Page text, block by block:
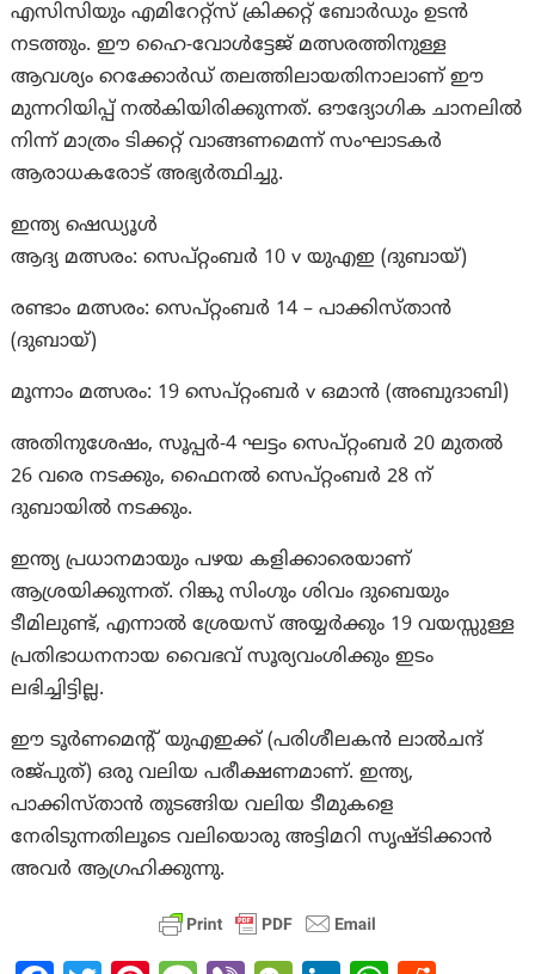
എസിസിയും എമിറേറ്റ്സ് ക്രിക്കറ്റ് ബോർഡും ഉടൻ
നടത്തും. ഈ ഹൈ-വോൾട്ടേജ് മത്സരത്തിനുള്ള
ആവശ്യം റെക്കോർഡ് തലത്തിലായതിനാലാണ് ഈ
മുന്നറിയിപ്പ് നൽകിയിരിക്കുന്നത്. ഔദ്യോഗിക ചാനലിൽ
നിന്ന് മാത്രം ടിക്കറ്റ് വാങ്ങണമെന്ന് സംഘാടകർ
ആരാധകരോട് അഭ്യർത്ഥിച്ചു.
ഇന്ത്യ ഷെഡ്യൂൾ
ആദ്യ മത്സരം: സെപ്റ്റംബർ 10 v യുഎഇ (ദുബായ്)
രണ്ടാം മത്സരം: സെപ്റ്റംബർ 14 – പാക്കിസ്താന്‍
(ദുബായ്)
മൂന്നാം മത്സരം: 19 സെപ്റ്റംബർ v ഒമാൻ (അബുദാബി)
അതിനുശേഷം, സൂപ്പർ-4 ഘട്ടം സെപ്റ്റംബർ 20 മുതൽ
26 വരെ നടക്കും, ഫൈനൽ സെപ്റ്റംബർ 28 ന്
ദുബായിൽ നടക്കും.
ഇന്ത്യ പ്രധാനമായും പഴയ കളിക്കാരെയാണ്
ആശ്രയിക്കുന്നത്. റിങ്കു സിംഗും ശിവം ദുബെയും
ടീമിലുണ്ട്, എന്നാൽ ശ്രേയസ് അയ്യർക്കും 19 വയസ്സുള്ള
പ്രതിഭാധനനായ വൈഭവ് സൂര്യവംശിക്കും ഇടം
ലഭിച്ചിട്ടില്ല.
ഈ ടൂർണമെന്റ് യുഎഇക്ക് (പരിശീലകൻ ലാൽചന്ദ്
രജ്പുത്) ഒരു വലിയ പരീക്ഷണമാണ്. ഇന്ത്യ,
പാക്കിസ്താന്‍ തുടങ്ങിയ വലിയ ടീമുകളെ
നേരിടുന്നതിലൂടെ വലിയൊരു അട്ടിമറി സൃഷ്ടിക്കാൻ
അവർ ആഗ്രഹിക്കുന്നു.